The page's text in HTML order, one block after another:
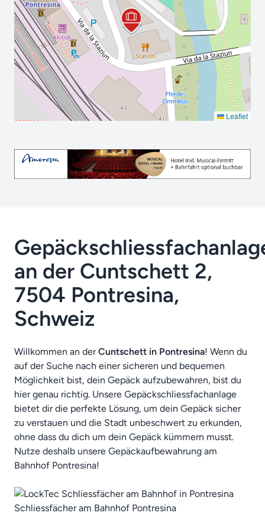
Leaflet
an der Cuntschett 2,
7504 Pontresina,
Schweiz
Willkommen an derCuntschett in Pontresina! Wenn du
auf der Suche nach einer sicheren und bequemen
Möglichkeit bist, dein Gepäck aufzubewahren, bist du
hier genau richtig. Unsere Gepäckschliessfachanlage
bietet dir die perfekte Lösung, um dein Gepäck sicher
zu verstauen und die Stadt unbeschwert zu erkunden,
ohne dass du dich um dein Gepäck kümmern musst.
Nutze deshalb unsere Gepäckaufbewahrung am
Bahnhof Pontresina!
Schliessfächer am Bahnhof Pontresina